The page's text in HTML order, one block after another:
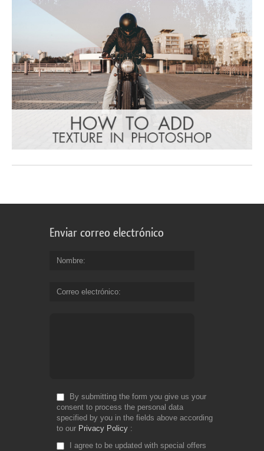
Enviar correo electrónico
Nombre
Correo electrónico
By submitting the form you give us your
consent to process the personal data
specified by you in the fields above according
to our Privacy Policy
I agree to be updated with special offers